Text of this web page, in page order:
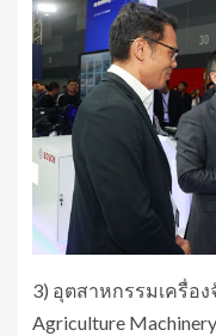
3) อุตสาหกรรมเครื่อ
Agriculture